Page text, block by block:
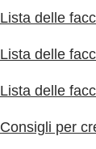
Lista delle
Lista delle
Lista delle
Consigli per